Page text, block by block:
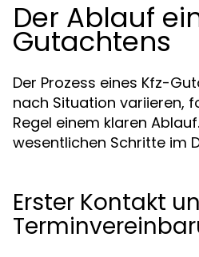
Der Ablauf
Gutachtens
Der Prozess eines Kfz-
nach Situation variieren,
Regel einem klaren
wesentlichen Schritte im
Erster Kontakt